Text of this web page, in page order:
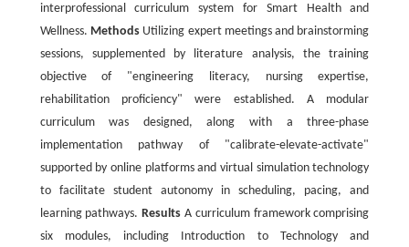
interprofessional curriculum system for Smart Health and
Wellness. MethodsUtilizing expert meetings and brainstorming
sessions, supplemented by literature analysis, the training
objective of "engineering literacy, nursing expertise,
rehabilitation proficiency" were established. A modular
curriculum was designed, along with a three-phase
implementation pathway of "calibrate-elevate-activate"
supported by online platforms and virtual simulation technology
to facilitate student autonomy in scheduling, pacing, and
learning pathways.Results A curriculum framework comprising
six modules, including Introduction to Technology and